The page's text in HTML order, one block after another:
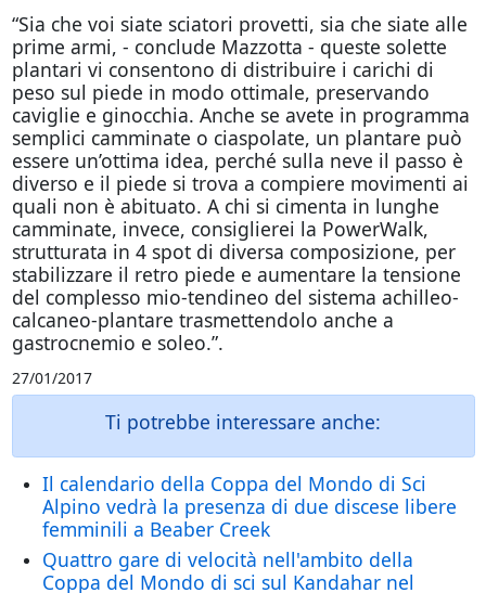
“Sia che voi siate sciatori provetti, sia che siate alle
prime armi, - conclude Mazzotta - queste solette
plantari vi consentono di distribuire i carichi di
peso sul piede in modo ottimale, preservando
caviglie e ginocchia. Anche se avete in programma
semplici camminate o ciaspolate, un plantare può
essere un’ottima idea, perché sulla neve il passo è
diverso e il piede si trova a compiere movimenti ai
quali non è abituato. A chi si cimenta in lunghe
camminate, invece, consiglierei la PowerWalk,
strutturata in 4 spot di diversa composizione, per
stabilizzare il retro piede e aumentare la tensione
del complesso mio-tendineo del sistema achilleo-
calcaneo-plantare trasmettendolo anche a
gastrocnemio e soleo.”.
27/01/2017
Ti potrebbe interessare anche:
Il calendario della Coppa del Mondo di Sci
Alpino vedrà la presenza di due discese libere
femminili a Beaber Creek
Quattro gare di velocità nell'ambito della
Coppa del Mondo di sci sul Kandahar nel